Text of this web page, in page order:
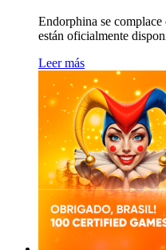
Endorphina se complace
están oficialmente
Leer más